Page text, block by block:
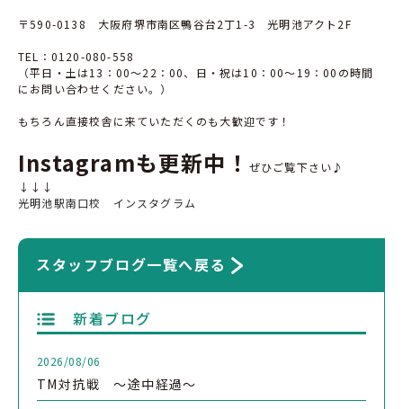
〒590-0138 大阪府堺市南区鴨谷台2丁1-3 光明池アクト 2F
TEL ： 0120-080-558
（平日・土は13 ： 00～22 ：00、日・祝は10 ：00～19 ：00 の時間
にお問い合わせください。）
もちろん直接校舎に来ていただくのも大歓迎です！
Instagramも更新中！
ぜひご覧下さい♪
↓↓↓
光明池駅南口校 インスタグラム
スタッフブログ一覧へ戻る
新着ブログ
2026/08/06
TM対抗戦 ～途中経過～